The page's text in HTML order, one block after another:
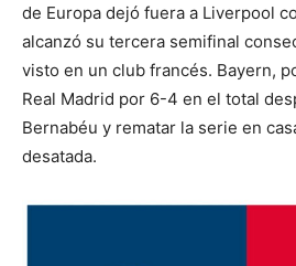
de Europa dejó fuera a Liverpool
alcanzó su tercera semifinal
visto en un club francés. Bayern,
Real Madrid por 6-4 en el total
Bernabéu y rematar la serie en
desatada.